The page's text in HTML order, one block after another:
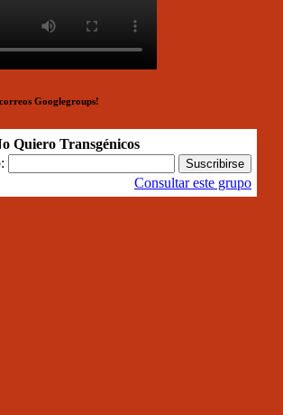
Googlegroups!
Quiero Transgénicos
Consultar este grupo